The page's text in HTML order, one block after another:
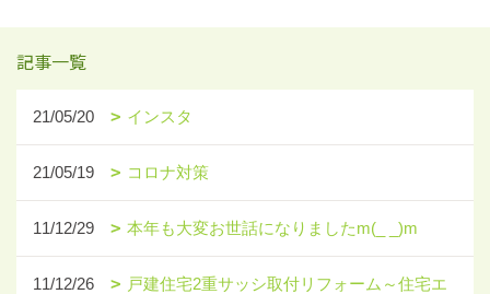
記事一覧
21/05/20 インスタ
21/05/19 コロナ対策
11/12/29 本年も大変お世話になりましたm(_ _)m
11/12/26
戸建住宅2重サッシ取付リフォーム～住宅エ